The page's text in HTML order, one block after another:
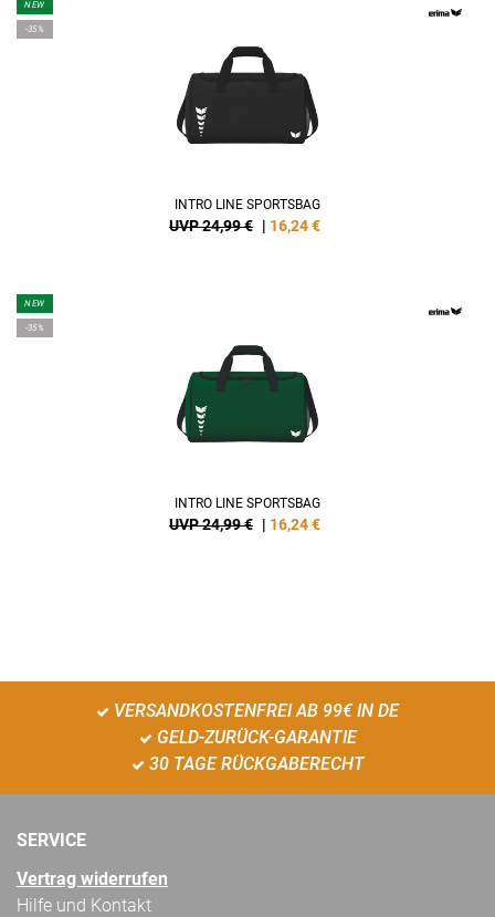
NEW
-35%
INTRO LINE SPORTSBAG
UVP 24,99 € | 16,24€
NEW
-35%
INTRO LINE SPORTSBAG
UVP 24,99 € | 16,24€
VERSANDKOSTENFREI AB 99€ IN DE
GELD-ZURÜCK-GARANTIE
30 TAGE RÜCKGABERECHT
SERVICE
Vertrag widerrufen
Hilfe und Kontakt